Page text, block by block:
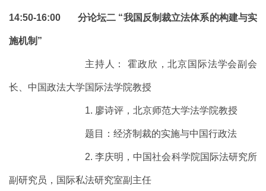
14:50-16:00 分论坛二 “我国反制裁立法体系的构建与实
施机制”
主持人： 霍政欣，北京国际法学会副会
长、中国政法大学国际法学院教授
1. 廖诗评，北京师范大学法学院教授
题目：经济制裁的实施与中国行政法
2. 李庆明，中国社会科学院国际法研究所
副研究员，国际私法研究室副主任